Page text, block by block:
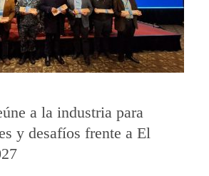
a la industria para
y desafíos frente a El